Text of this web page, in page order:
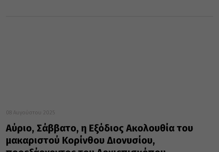
08 Αυγούστου 2025
Αύριο, Σάββατο, η Εξόδιος Ακολουθία του
μακαριστού Κορίνθου Διονυσίου,